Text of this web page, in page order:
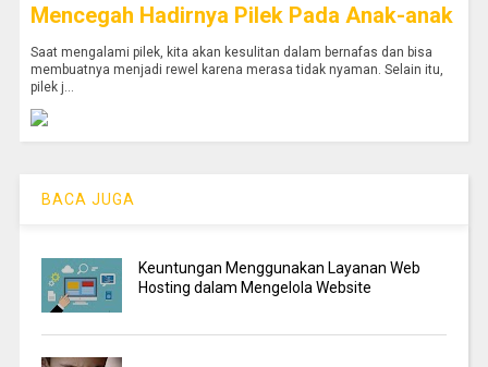
Mencegah Hadirnya Pilek Pada Anak-anak
Saat mengalami pilek, kita akan kesulitan dalam bernafas dan bisa
membuatnya menjadi rewel karena merasa tidak nyaman. Selain itu,
pilek j...
BACA JUGA
Keuntungan Menggunakan Layanan Web
Hosting dalam Mengelola Website